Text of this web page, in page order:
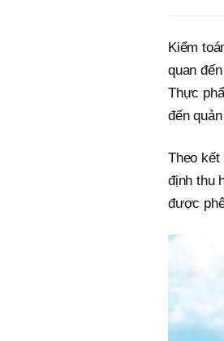
Kiểm
quan
Thực
đến
Theo kết
định thu
được